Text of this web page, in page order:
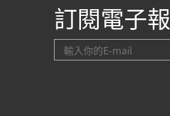
訂閱電子報